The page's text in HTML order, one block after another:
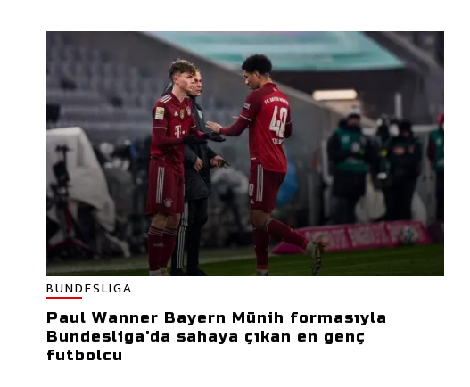
BUNDESLIGA
Paul Wanner Bayern Münih formasıyla
Bundesliga'da sahaya çıkan en genç
futbolcu